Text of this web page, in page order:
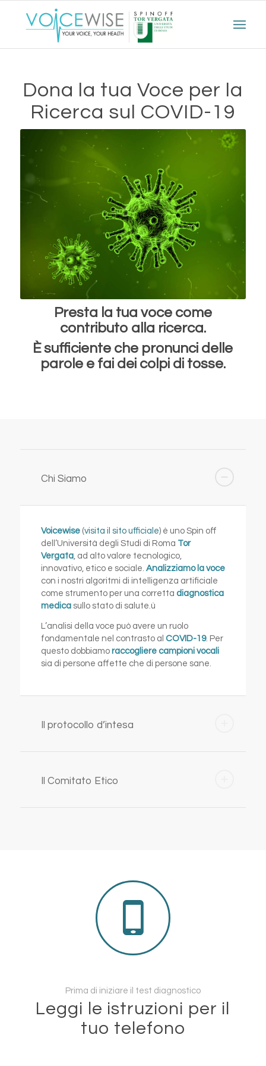
Dona la tua Voce per la
Ricerca sul COVID-19
Presta la tua voce come
contributo alla ricerca.
È sufficiente che pronunci delle
parole e fai dei colpi di tosse.
Chi Siamo
Voicewise(visita il sito ufficiale) è uno Spin off
dell’Università degli Studi di Roma Tor
Vergata, ad alto valore tecnologico,
innovativo, etico e sociale. Analizziamo la voce
con i nostri algoritmi di intelligenza artificiale
come strumento per una corretta diagnostica
medicasullo stato di salute.ù
L’analisi della voce può avere un ruolo
fondamentale nel contrasto al COVID-19. Per
questo dobbiamo raccogliere campioni vocali
sia di persone affette che di persone sane.
Il protocollo d’intesa
Il Comitato Etico
Prima di iniziare il test diagnostico
Leggi le istruzioni per il
tuo telefono